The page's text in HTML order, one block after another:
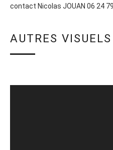
contact Nicolas JOUAN 06 24
AUTRES VISUELS